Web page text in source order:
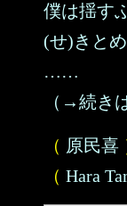
僕は揺す
(せ)きと
……
（→続き
（ 原民喜
（ Hara